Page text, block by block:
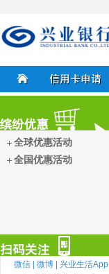
兴业银行信用卡
首页 信用卡申请
缤纷优惠
全球优惠活动
全国优惠活动
微信 | 微博 | 兴业生活App